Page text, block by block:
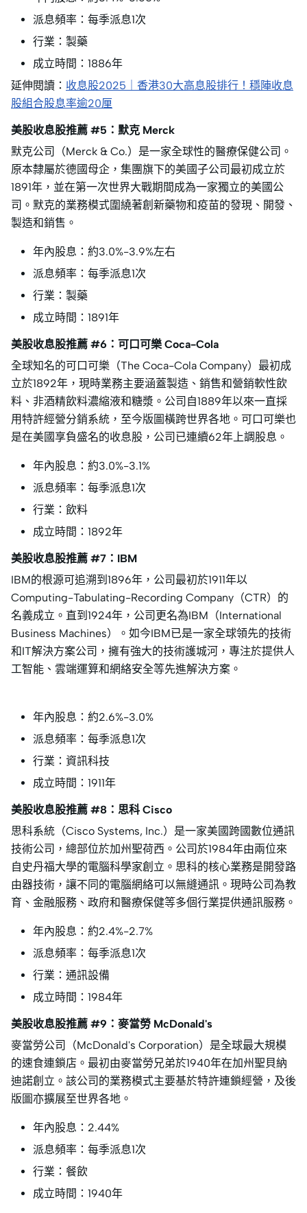
派息頻率：每季派息1次
行業：製藥
成立時間：1886年
延伸閱讀： 收息股2025｜香港30大高息股排行！穩陣收息
股組合股息率逾20厘
美股收息股推薦 #5：默克 Merck
默克公司（Merck & Co.）是一家全球性的醫療保健公司。
原本隸屬於德國母企，集團旗下的美國子公司最初成立於
1891年，並在第一次世界大戰期間成為一家獨立的美國公
司。默克的業務模式圍繞著創新藥物和疫苗的發現、開發、
製造和銷售。
年內股息：約3.0%-3.9%左右
派息頻率：每季派息1次
行業：製藥
成立時間：1891年
美股收息股推薦 #6：可口可樂 Coca-Cola
全球知名的可口可樂（The Coca-Cola Company）最初成
立於1892年，現時業務主要涵蓋製造、銷售和營銷軟性飲
料、非酒精飲料濃縮液和糖漿。公司自1889年以來一直採
用特許經營分銷系統，至今版圖橫跨世界各地。可口可樂也
是在美國享負盛名的收息股，公司已連續62年上調股息。
年內股息：約3.0%-3.1%
派息頻率：每季派息1次
行業：飲料
成立時間：1892年
美股收息股推薦 #7：IBM
IBM的根源可追溯到1896年，公司最初於1911年以
Computing-Tabulating-Recording Company（CTR）的
名義成立。直到1924年，公司更名為IBM（International
Business Machines）。如今IBM已是一家全球領先的技術
和IT解決方案公司，擁有強大的技術護城河，專注於提供人
工智能、雲端運算和網絡安全等先進解決方案。
年內股息：約2.6%-3.0%
派息頻率：每季派息1次
行業：資訊科技
成立時間：1911年
美股收息股推薦 #8：思科 Cisco
思科系統（Cisco Systems, Inc.）是一家美國跨國數位通訊
技術公司，總部位於加州聖荷西。公司於1984年由兩位來
自史丹福大學的電腦科學家創立。思科的核心業務是開發路
由器技術，讓不同的電腦網絡可以無縫通訊。現時公司為教
育、金融服務、政府和醫療保健等多個行業提供通訊服務。
年內股息：約2.4%-2.7%
派息頻率：每季派息1次
行業：通訊設備
成立時間：1984年
美股收息股推薦 #9：麥當勞 McDonald's
麥當勞公司（McDonald's Corporation）是全球最大規模
的速食連鎖店。最初由麥當勞兄弟於1940年在加州聖貝納
迪諾創立。該公司的業務模式主要基於特許連鎖經營，及後
版圖亦擴展至世界各地。
年內股息：2.44%
派息頻率：每季派息1次
行業：餐飲
成立時間：1940年